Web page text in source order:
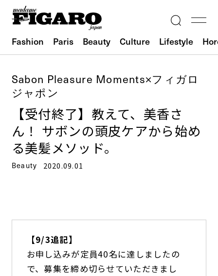
Fashion Paris Beauty Culture Lifestyle
Sabon Pleasure Moments×フィガロ
ジャポン
【受付終了】教えて、美香さ
ん！ サボンの頭皮ケアから始め
る美髪メソッド。
Beauty 2020.09.01
【9/3追記】
お申し込みが定員40名に達しましたの
で、募集を締め切らせていただきまし